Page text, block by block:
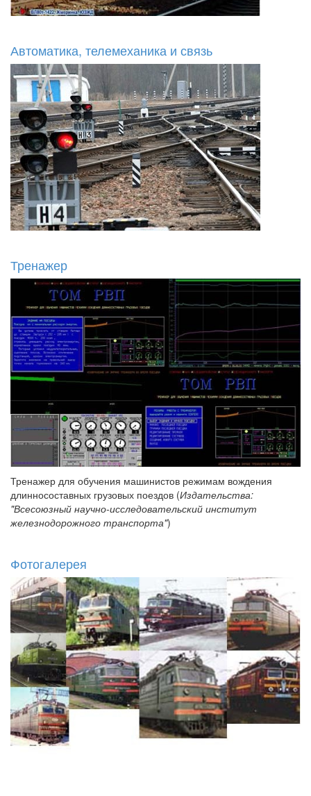
Автоматика, телемеханика и связь
Тренажер
Тренажер для обучения машинистов режимам вождения
длинносоставных грузовых поездов (Издательства:
"Всесоюзный научно-исследовательский институт
железнодорожного транспорта")
Фотогалерея